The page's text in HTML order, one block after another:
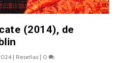
(2014), de
| Reseñas | 0